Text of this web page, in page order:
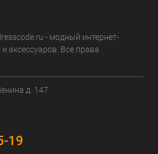
- модный интернет-
аксессуаров. Все права
д. 147
19